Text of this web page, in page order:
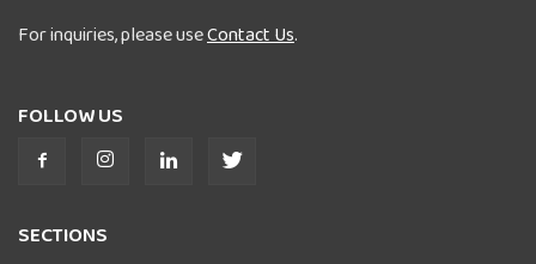
For inquiries, please useContact Us.
FOLLOW US
SECTIONS